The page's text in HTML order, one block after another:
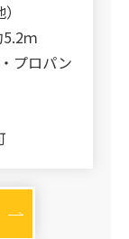
ｍ
プロパン